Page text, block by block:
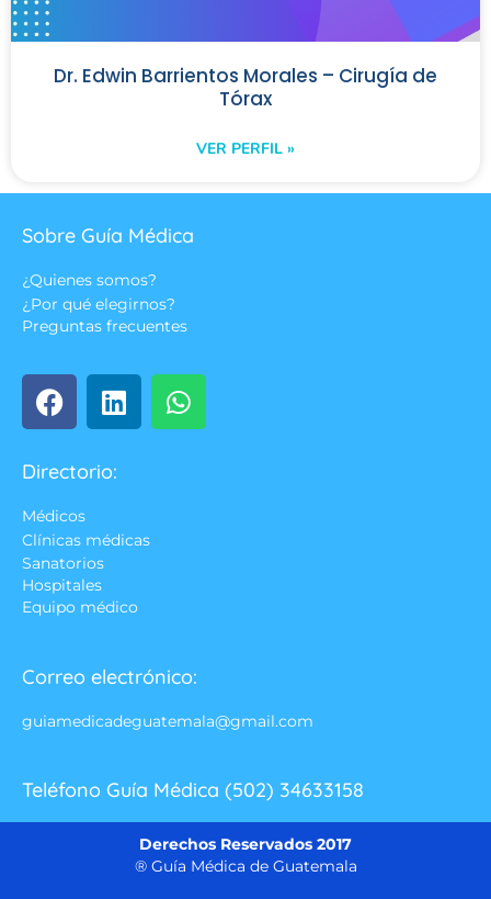
Dr. Edwin Barrientos Morales – Cirugía de
Tórax
VER PERFIL »
Sobre Guía Médica
¿Quienes somos?
¿Por qué elegirnos?
Preguntas frecuentes
Directorio:
Médicos
Clínicas médicas
Sanatorios
Hospitales
Equipo médico
Correo electrónico:
guiamedicadeguatemala@gmail.com
Teléfono Guía Médica (502) 34633158
Derechos Reservados 2017
® Guía Médica de Guatemala